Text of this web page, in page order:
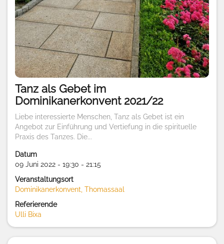
Tanz als Gebet im
Dominikanerkonvent 2021/22
Liebe interessierte Menschen, Tanz als Gebet ist ein
Angebot zur Einführung und Vertiefung in die spirituelle
Praxis des Tanzes. Die...
Datum
09 Juni 2022 - 19:30 - 21:15
Veranstaltungsort
Dominikanerkonvent, Thomassaal
Referierende
Ulli Bixa